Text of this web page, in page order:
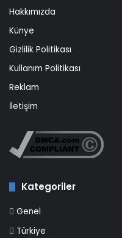
Hakkımızda
Künye
Gizlilik Politikası
Kullanım Politikası
Reklam
İletişim
Kategoriler
Genel
Türkiye